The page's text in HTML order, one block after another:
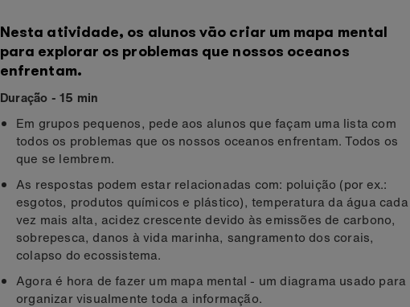
Nesta atividade, os alunos vão criar um mapa mental
para explorar os problemas que nossos oceanos
enfrentam.
Duração - 15 min
Em grupos pequenos, pede aos alunos que façam uma lista com
todos os problemas que os nossos oceanos enfrentam. Todos os
que se lembrem.
As respostas podem estar relacionadas com: poluição (por ex.:
esgotos, produtos químicos e plástico), temperatura da água cada
vez mais alta, acidez crescente devido às emissões de carbono,
sobrepesca, danos à vida marinha, sangramento dos corais,
colapso do ecossistema.
Agora é hora de fazer um mapa mental - um diagrama usado para
organizar visualmente toda a informação.